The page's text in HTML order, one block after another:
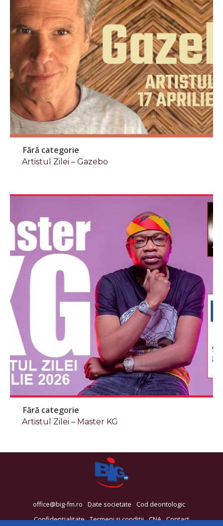
Fără categorie
Artistul Zilei – Gazebo
Fără categorie
Artistul Zilei – Master KG
office@big-fm.ro Date societate
Cod deontologic
Confidențialitate Termeni și condiții CNA Contact